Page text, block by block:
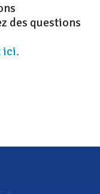
des questions
ici.